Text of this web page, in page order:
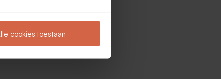
cookies toestaan